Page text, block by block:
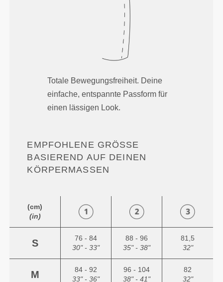
Totale Bewegungsfreiheit. Deine
einfache, entspannte Passform für
einen lässigen Look.
EMPFOHLENE GRÖSSE B
ASIEREND AUF DEINEN K
ÖRPERMASSEN
(cm)
(in)
S
76 - 84
30" - 33"
88 - 96
35" - 38"
81,5
32"
M
84 - 92
33" - 36"
96 - 104
38" - 41"
82
32"